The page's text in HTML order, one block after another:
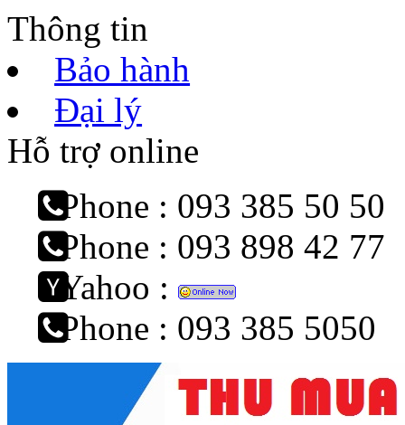
Thông tin
Bảo hành
Đại lý
Hỗ trợ online
Phone : 093 385 50 50
Phone : 093 898 42 77
Yahoo :
Phone : 093 385 5050